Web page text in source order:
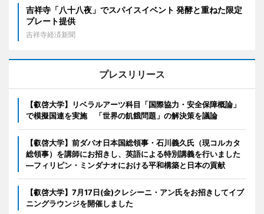
吉祥寺「八十八夜」でスパイスイベント 発酵と重ねた限定
プレート提供
吉祥寺経済新聞
プレスリリース
【叡啓大学】リベラルアーツ科目「国際協力・安全保障概論」
で模擬国連を実施 「世界の飢餓問題」の解決策を議論
【叡啓大学】前ダバオ日本国総領事・石川義久氏（現コルカタ
総領事）を講師にお招きし、英語による特別講義を行いました
―フィリピン・ミンダナオにおける平和構築と日本の貢献
【叡啓大学】7月17日(金)クレシーニ・アン氏をお招きしてイブ
ニングラウンジを開催しました